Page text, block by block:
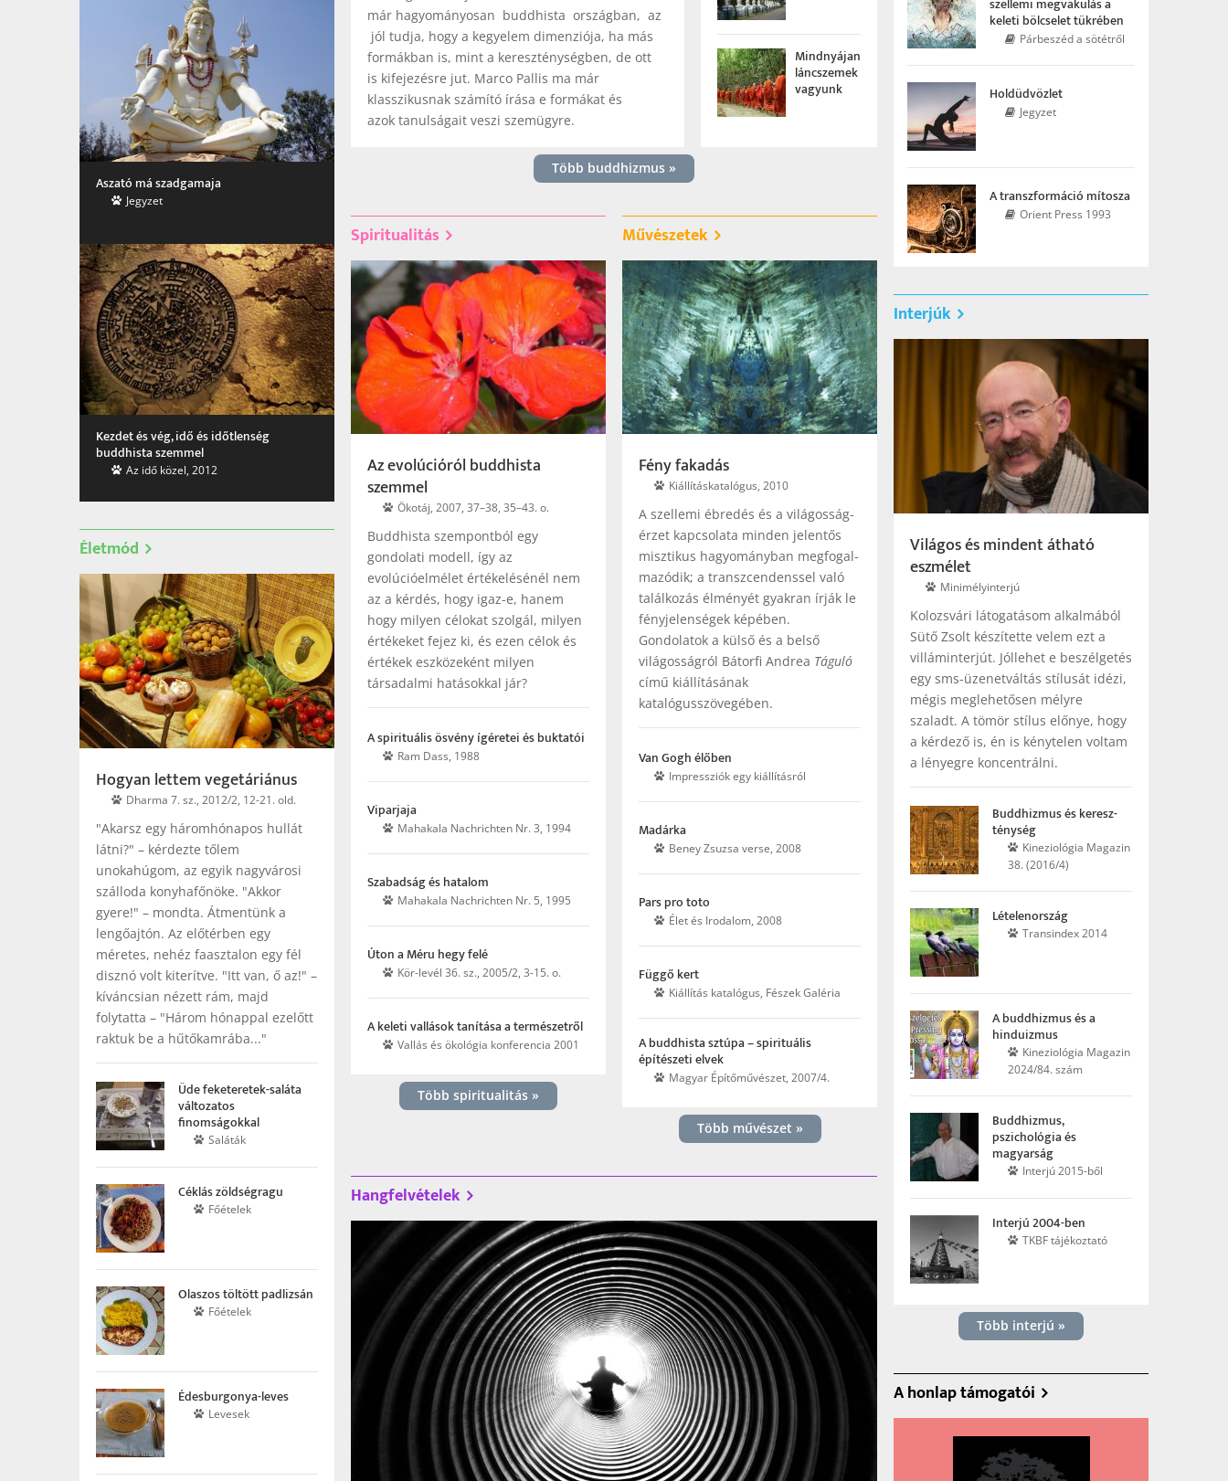
már hagyományosan buddhista országban, az
jól tudja, hogy a kegyelem dimenziója, ha más
formákban is, mint a kereszténységben, de ott
is kifejezésre jut. Marco Pallis ma már
klasszikusnak számító írása e formákat és
azok tanulságait veszi szemügyre.
Mindnyájan
láncszemek
vagyunk
Több buddhizmus »
Spiritualitás
Az evolúcióról buddhista
szemmel
Ökotáj, 2007, 37–38, 35–43. o.
Buddhista szempontból egy
gondolati modell, így az
evolúcióelmélet értékelésénél nem
az a kérdés, hogy igaz-e, hanem
hogy milyen célokat szolgál, milyen
értékeket fejez ki, és ezen célok és
értékek eszközeként milyen
társadalmi hatásokkal jár?
A spirituális ösvény ígéretei és buktatói
Ram Dass, 1988
Viparjaja
Mahakala Nachrichten Nr. 3, 1994
Szabadság és hatalom
Mahakala Nachrichten Nr. 5, 1995
Úton a Méru hegy felé
Kör-levél 36. sz., 2005/2, 3-15. o.
A keleti vallások tanítása a természetről
Vallás és ökológia konferencia 2001
Több spiritualitás »
Művészetek
Fény fakadás
Kiállításkatalógus, 2010
A szellemi ébredés és a világosság­
érzet kapcsolata minden jelentős
misztikus hagyományban megfogal­
mazódik; a transzcendenssel való
találkozás élményét gyakran írják le
fényjelenségek képében.
Gondolatok a külső és a belső
világosságról Bátorfi Andrea Táguló
című kiállításának
katalógusszövegében.
Van Gogh élőben
Impressziók egy kiállításról
Madárka
Beney Zsuzsa verse, 2008
Pars pro toto
Élet és Irodalom, 2008
Függő kert
Kiállítás katalógus, Fészek Galéria
A buddhista sztúpa – spirituális
építészeti elvek
Magyar Építőművészet, 2007/4.
Több művészet »
Hangfelvételek
Aszató má szadgamaja
Jegyzet
Kezdet és vég, idő és időtlenség
buddhista szemmel
Az idő közel, 2012
Életmód
Hogyan lettem vegetáriánus
Dharma 7. sz., 2012/2, 12-21. old.
"Akarsz egy háromhónapos hullát
látni?" – kérdezte tőlem
unokahúgom, az egyik nagyvárosi
szálloda konyhafőnöke. "Akkor
gyere!" – mondta. Átmentünk a
lengőajtón. Az előtérben egy
méretes, nehéz faasztalon egy fél
disznó volt kiterítve. "Itt van, ő az!" –
kíváncsian nézett rám, majd
folytatta – "Három hónappal ezelőtt
raktuk be a hűtőkamrába..."
Üde feketeretek-saláta
változatos
finomságokkal
Saláták
Céklás zöldségragu
Főételek
Olaszos töltött padlizsán
Főételek
Édesburgonya-leves
Levesek
keleti bölcselet tükrében
Párbeszéd a sötétről
Holdüdvözlet
Jegyzet
A transzformáció mítosza
Orient Press 1993
Interjúk
Világos és mindent átható
eszmélet
Mini­mélyinterjú
Kolozsvári látogatásom alkalmából
Sütő Zsolt készítette velem ezt a
villáminterjút. Jóllehet e beszélgetés
egy sms-üzenetváltás stílusát idézi,
mégis meglehetősen mélyre
szaladt. A tömör stílus előnye, hogy
a kérdező is, én is kénytelen voltam
a lényegre koncentrálni.
Buddhizmus és keresz­
ténység
Kinezio­lógia Maga­zin
38. (2016/4)
Lételenország
Trans­index 2014
A buddhizmus és a
hinduizmus
Kineziológia Magazin
2024/84. szám
Buddhizmus,
pszichológia és
magyarság
Interjú 2015-ből
Interjú 2004-ben
TKBF tájékoztató
Több interjú »
A honlap támogatói